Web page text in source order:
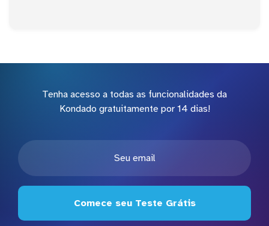
Tenha acesso a todas as funcionalidades da
Kondado gratuitamente por 14 dias!
Comece seu Teste Grátis